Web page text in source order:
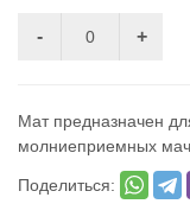
Мат предназначен
молниеприемных
Поделиться: